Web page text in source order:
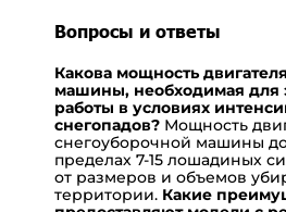
Вопросы и ответы
Какова мощность
машины, необходимая для
работы в условиях
снегопадов? Мощность
снегоуборочной машины
пределах 7-15 лошадиных
от размеров и объемов
территории. Какие